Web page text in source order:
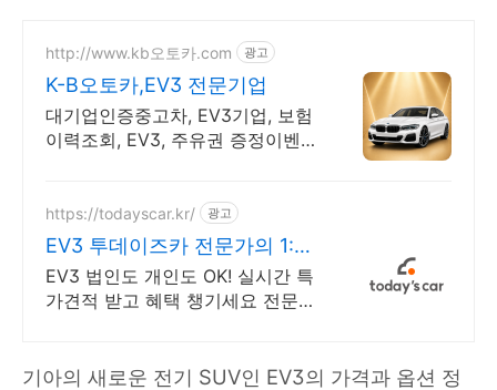
http://www.kb오토카.com 광고
K-B오토카,EV3 전문기업
대기업인증중고차, EV3기업, 보험
이력조회, EV3, 주유권 증정이벤트
간실매물전산연동
https://todayscar.kr/ 광고
EV3 투데이즈카 전문가의 1:1
맞춤 컨설팅
EV3 법인도 개인도 OK! 실시간 특
가견적 받고 혜택 챙기세요 전문가
기아의 새로운 전기 SUV인 EV3의 가격과 옵션 정